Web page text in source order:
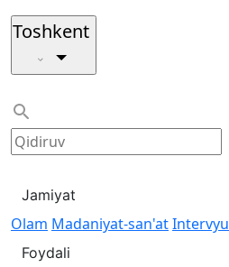
Toshkent
Jamiyat
Olam Madaniyat-san'atIntervyu
Foydali